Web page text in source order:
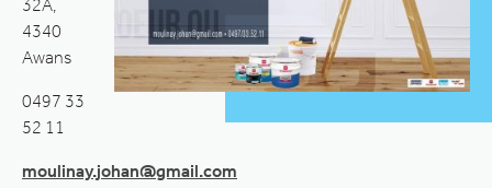
32A,
4340
Awans
0497 33
52 11
moulinay.johan@gmail.com